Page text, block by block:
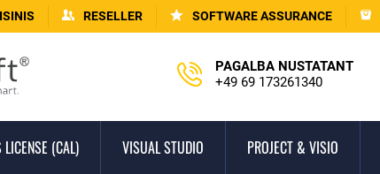
RESELLER SOFTWARE ASSURANCE
PAGALBA NUSTATANT
+49 69 173261340
LICENSE (CAL) VISUAL STUDIO PROJECT & VISIO